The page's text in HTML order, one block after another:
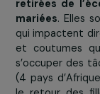
Le mariage
117 pays et
monde, 12
18 ans. Dans
ceux à